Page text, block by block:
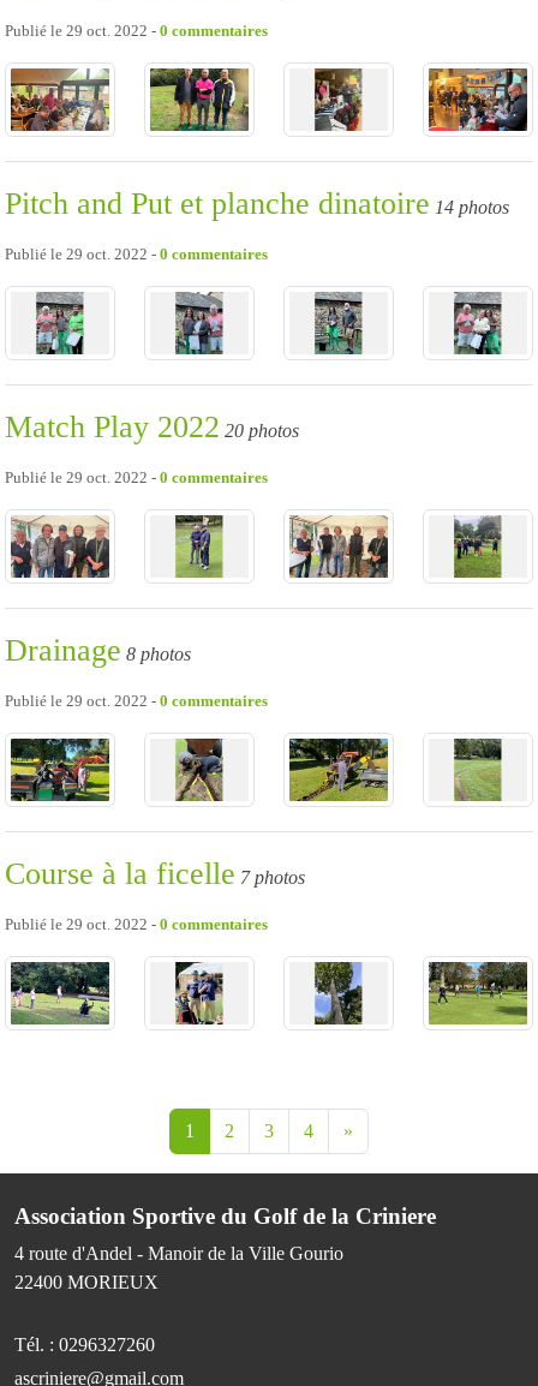
Publié le 29 oct. 2022 - 0 commentaires
Pitch and Put et planche dinatoire 14 photos
Publié le 29 oct. 2022 - 0 commentaires
Match Play 2022 20 photos
Publié le 29 oct. 2022 - 0 commentaires
Drainage 8 photos
Publié le 29 oct. 2022 - 0 commentaires
Course à la ficelle 7 photos
Publié le 29 oct. 2022 - 0 commentaires
1 2 3 4 »
Association Sportive du Golf de la Criniere
4 route d'Andel - Manoir de la Ville Gourio
22400 MORIEUX
Tél. : 0296327260
ascriniere@gmail.com